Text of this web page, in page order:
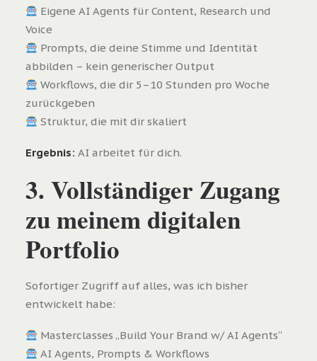
Eigene AI Agents für Content, Research und
Voice
Prompts, die deine Stimme und Identität
abbilden – kein generischer Output
Workflows, die dir 5–10 Stunden pro Woche
zurückgeben
Struktur, die mit dir skaliert
Ergebnis: AI arbeitet für dich.
3. Vollständiger Zugang
zu meinem digitalen
Portfolio
Sofortiger Zugriff auf alles, was ich bisher
entwickelt habe:
Masterclasses „Build Your Brand w/ AI Agents“
AI Agents, Prompts & Workflows